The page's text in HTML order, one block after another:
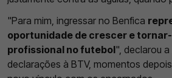
"Para mim, ingressar no Benfica
oportunidade de crescer e
profissional no futebol", declarou a
declarações à BTV, momentos